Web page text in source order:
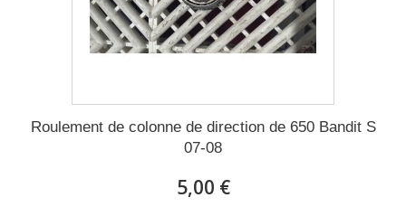
Roulement de colonne de direction de 650 Bandit S
07-08
5,00 €